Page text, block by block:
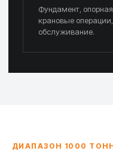
Фундамент, опорная
крановые
обслуживание.
ДИАПАЗОН 1000